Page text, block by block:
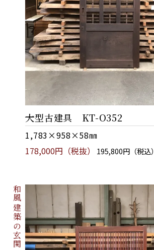
大型古建具 KT-O352
1,783×958×58㎜
178,000円（税抜）
195,800円（税込）
和風建築の玄関